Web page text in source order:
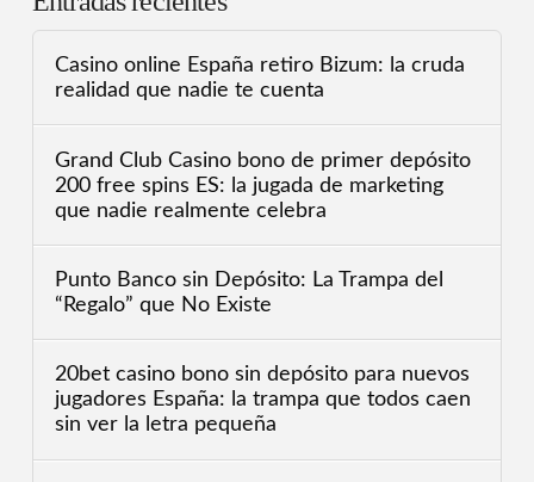
Casino online España retiro Bizum: la cruda
realidad que nadie te cuenta
Grand Club Casino bono de primer depósito
200 free spins ES: la jugada de marketing
que nadie realmente celebra
Punto Banco sin Depósito: La Trampa del
“Regalo” que No Existe
20bet casino bono sin depósito para nuevos
jugadores España: la trampa que todos caen
sin ver la letra pequeña